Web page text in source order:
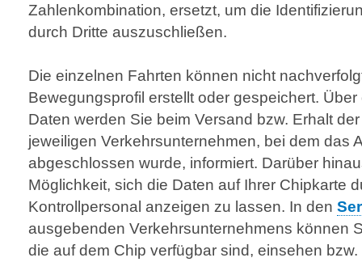
Zahlenkombination, ersetzt, um die
durch Dritte auszuschließen.
Die einzelnen Fahrten können nicht
Bewegungsprofil erstellt oder gespeichert.
Daten werden Sie beim Versand bzw. Erhalt
jeweiligen Verkehrsunternehmen, bei dem das
abgeschlossen wurde, informiert. Darüber
Möglichkeit, sich die Daten auf Ihrer Chipkarte
Kontrollpersonal anzeigen zu lassen. In den
ausgebenden Verkehrsunternehmens können
die auf dem Chip verfügbar sind, einsehen